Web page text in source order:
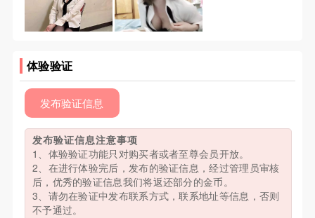
体验验证
发布验证信息
发布验证信息注意事项
1、体验验证功能只对购买者或者至尊会员开放。
2、在进行体验完后，发布的验证信息，经过管理员审核
后，优秀的验证信息我们将返还部分的金币。
3、请勿在验证中发布联系方式，联系地址等信息，否则
不予通过。